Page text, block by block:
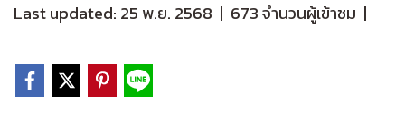
Last updated: 25 พ.ย. 2568 | 673 จำนวนผู้เข้าชม |